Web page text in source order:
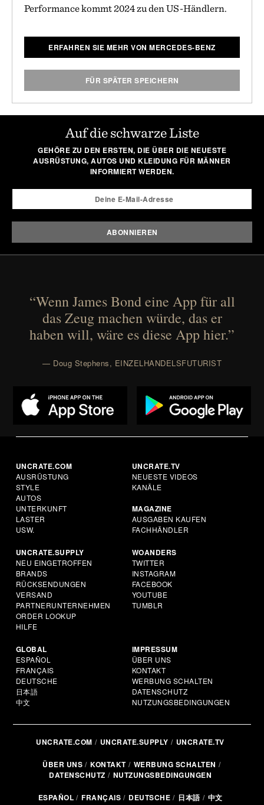
Performance kommt 2024 zu den US-Händlern.
ERFAHREN SIE MEHR VON MERCEDES-BENZ
FÜR SPÄTER SPEICHERN
Auf die schwarze Liste
GEHÖRE ZU DEN ERSTEN, DIE ÜBER DIE NEUESTE
AUSRÜSTUNG, AUTOS UND KLEIDUNG FÜR MÄNNER
INFORMIERT WERDEN.
“Wenn James Bond eine App für all
das Zeug machen würde, das er
haben will, wäre es diese App hier.”
— Doug Stephens, EINZELHANDELSFUTURIST
UNCRATE.COM
AUSRÜSTUNG
STYLE
AUTOS
UNTERKUNFT
LASTER
USW.
UNCRATE.TV
NEUESTE VIDEOS
KANÄLE
MAGAZINE
AUSGABEN KAUFEN
FACHHÄNDLER
UNCRATE.SUPPLY
NEU EINGETROFFEN
BRANDS
RÜCKSENDUNGEN
VERSAND
PARTNERUNTERNEHMEN
ORDER LOOKUP
HILFE
WOANDERS
TWITTER
INSTAGRAM
FACEBOOK
YOUTUBE
TUMBLR
GLOBAL
ESPAÑOL
FRANÇAIS
DEUTSCHE
日本語
中文
IMPRESSUM
ÜBER UNS
KONTAKT
WERBUNG SCHALTEN
DATENSCHUTZ
NUTZUNGSBEDINGUNGEN
UNCRATE.COM UNCRATE.SUPPLY UNCRATE.TV
ÜBER UNS KONTAKT
WERBUNG SCHALTEN
DATENSCHUTZ
NUTZUNGSBEDINGUNGEN
ESPAÑOL FRANÇAIS DEUTSCHE 日本語 中文